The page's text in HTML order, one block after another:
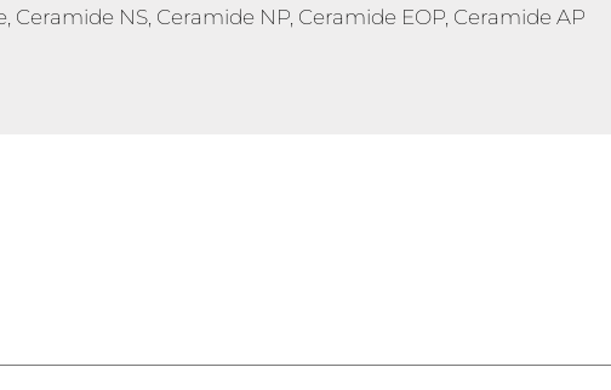
NS, Ceramide NP, Ceramide EOP, Ceramide AP